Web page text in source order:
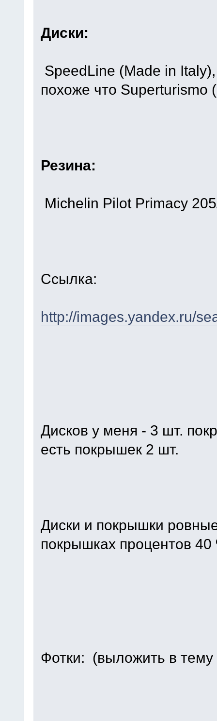
Диски:
SpeedLine (Made in
похоже что Superturismo
Резина:
Michelin Pilot Primacy
Ссылка:
http://images.yandex.ru/
Дисков у меня - 3 шт.
есть покрышек 2 шт.
Диски и покрышки
покрышках процентов
Фотки: (выложить в тему